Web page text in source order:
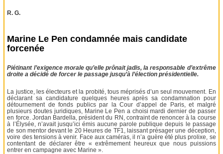
R. G.
Marine Le Pen condamnée mais candidate
forcenée
Piétinant l’exigence morale qu’elle prônait jadis, la responsable d’extrême
droite a décidé de forcer le passage jusqu’à l’élection présidentielle.
La justice, les électeurs et la probité, tous méprisés d’un seul mouvement. En
déclarant sa candidature quelques heures après sa condamnation pour
détournement de fonds publics par la Cour d’appel de Paris, et malgré
plusieurs doutes juridiques, Marine Le Pen a choisi mardi dernier de passer
en force. Jordan Bardella, président du RN, contraint de renoncer à la course
à l’Élysée, n’avait jusqu’ici émis aucune parole publique depuis le passage
de son mentor devant le 20 Heures de TF1, laissant présager une déception,
voire des tensions à venir. Face aux caméras, il n’a guère été plus prolixe, se
contentant de déclarer être « extrêmement heureux que nous puissions
entrer en campagne avec Marine ».